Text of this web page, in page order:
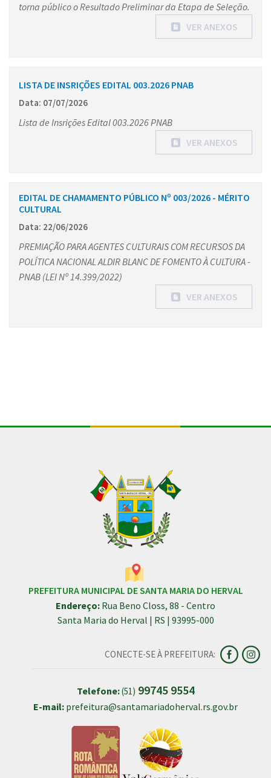
torna público o Resultado Preliminar da Etapa de Seleção.
VER ANEXOS
LISTA DE INSRIÇÕES EDITAL 003.2026 PNAB
Data: 07/07/2026
Lista de Insrições Edital 003.2026 PNAB
VER ANEXOS
EDITAL DE CHAMAMENTO PÚBLICO Nº 003/2026 - MÉRITO
CULTURAL
Data: 22/06/2026
PREMIAÇÃO PARA AGENTES CULTURAIS COM RECURSOS DA
POLÍTICA NACIONAL ALDIR BLANC DE FOMENTO À CULTURA -
PNAB (LEI Nº 14.399/2022)
VER ANEXOS
PREFEITURA MUNICIPAL DE SANTA MARIA DO HERVAL
Endereço: Rua Beno Closs, 88 - Centro
Santa Maria do Herval | RS | 93995-000
CONECTE-SE À PREFEITURA:
Telefone:(51) 99745 9554
E-mail: prefeitura@santamariadoherval.rs.gov.br